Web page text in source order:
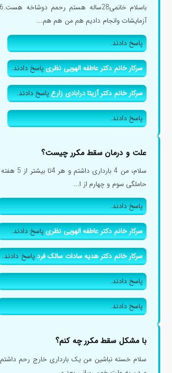
آزمایشات وانجام دادیم هم من هم هم...
پاسخ دادند.
سرکار خانم دکتر عاطفه الهویی نظریپاسخ دادند.
سرکار خانم دکتر آزیتا درابادی زارعپاسخ دادند.
پاسخ دادند.
علت و درمان سقط مکرر چیست؟
سلام،
حاملگی سوم و چهارم از ا...
پاسخ دادند.
سرکار خانم دکتر عاطفه الهویی نظریپاسخ دادند.
سرکار خانم دکتر هدیه سادات سالک فردپاسخ دادند.
پاسخ دادند.
پاسخ دادند.
با مشکل سقط مکرر چه کنم؟